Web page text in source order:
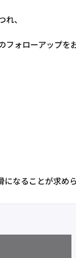
、
ォローアップを
なることが求めら